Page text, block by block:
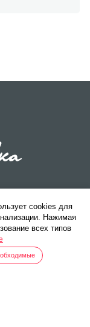
cookies для
Нажимая
всех типов